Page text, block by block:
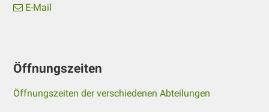
E-Mail
Öffnungszeiten
Öffnungszeiten der verschiedenen Abteilungen